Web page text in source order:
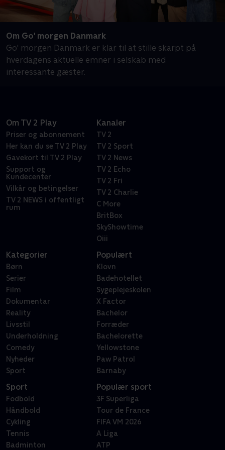
Om Go' morgen Danmark
Go' morgen Danmark er klar til at stille skarpt på
hverdagens aktuelle emner i selskab med
interessante gæster.
Om TV 2 Play
Priser og abonnement
Her kan du se TV 2 Play
Gavekort til TV 2 Play
Support og
Kundecenter
Vilkår og betingelser
TV 2 NEWS i offentligt
rum
Kanaler
TV 2
TV 2 Sport
TV 2 News
TV 2 Echo
TV 2 Fri
TV 2 Charlie
C More
BritBox
SkyShowtime
Oiii
Kategorier
Børn
Serier
Film
Dokumentar
Reality
Livsstil
Underholdning
Comedy
Nyheder
Sport
Populært
Klovn
Badehotellet
Sygeplejeskolen
X Factor
Bachelor
Forræder
Bachelorette
Yellowstone
Paw Patrol
Barnaby
Sport
Fodbold
Håndbold
Cykling
Tennis
Badminton
Populær sport
3F Superliga
Tour de France
FIFA VM 2026
A Liga
ATP